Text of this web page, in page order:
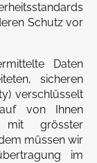
Schutz vor
Daten
sicheren
verschlüsselt
von Ihnen
mit grösster
müssen wir
im